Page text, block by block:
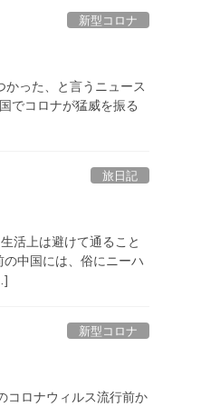
新型コロナ
った、と言うニュース
でコロナが猛威を振る
旅日記
活上は避けて通ること
中国には、俗にニーハ
新型コロナ
コロナウィルス流行前か